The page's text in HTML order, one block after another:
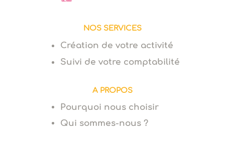
NOS SERVICES
Création de votre activité
Suivi de votre comptabilité
A PROPOS
Pourquoi nous choisir
Qui sommes-nous ?